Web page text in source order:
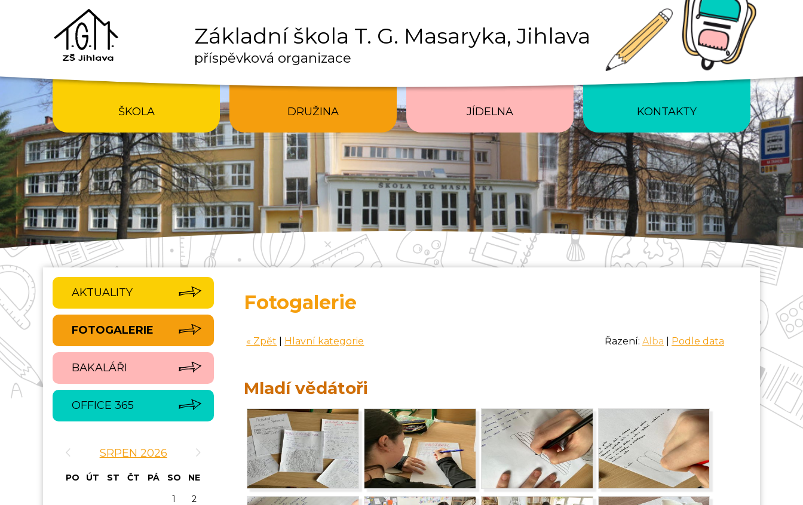
Základní škola T. G. Masaryka, Jihlava
příspěvková organizace
ŠKOLA DRUŽINA JÍDELNA KONTAKTY
Fotogalerie
Řazení: Alba Podle data
« Zpět Hlavní kategorie
Mladí vědátoři
AKTUALITY
FOTOGALERIE
BAKALÁŘI
OFFICE 365
SRPEN 2026
PO ÚT ST ČT PÁ SO
NE
1
2